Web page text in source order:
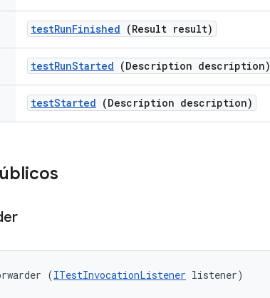
testRunFinished (Result result)
testRunStarted (Description description)
testStarted (Description description)
(ITestInvocationListener listener)